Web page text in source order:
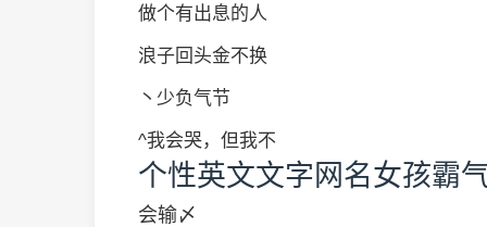
做个有出息的人
浪子回头金不换
丶少负气节
^我会哭，但我不
个性英文文字网名女孩霸
会输〆